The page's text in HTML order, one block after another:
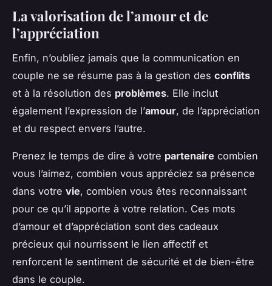
La valorisation de l’amour et de
l’appréciation
Enfin, n’oubliez jamais que la communication en
couple ne se résume pas à la gestion des conflits
et à la résolution des problèmes. Elle inclut
également l’expression de l’amour, de l’appréciation
et du respect envers l’autre.
Prenez le temps de dire à votre partenaire combien
vous l’aimez, combien vous appréciez sa présence
dans votre vie, combien vous êtes reconnaissant
pour ce qu’il apporte à votre relation. Ces mots
d’amour et d’appréciation sont des cadeaux
précieux qui nourrissent le lien affectif et
renforcent le sentiment de sécurité et de bien-être
dans le couple.